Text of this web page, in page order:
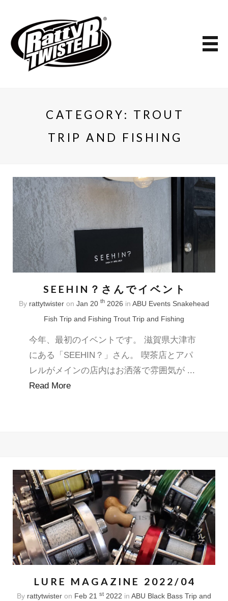
CATEGORY: TROUT
TRIP AND FISHING
SEEHIN？さんでイベント
By rattytwister on Jan 20 th 2026 in ABU Events Snakehead
Fish Trip and Fishing Trout Trip and Fishing
今年、最初のイベントです。 滋賀県大津市
にある「SEEHIN？」さん。 喫茶店とアパ
レルがメインの店内はお洒落で雰囲気が ...
Read More
LURE MAGAZINE 2022/04
By rattytwister on Feb 21 st 2022 in ABU Black Bass Trip and